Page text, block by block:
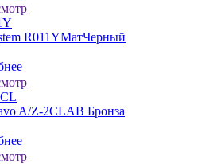
R011YМатЧерный
A/Z-2CLAB Бронза